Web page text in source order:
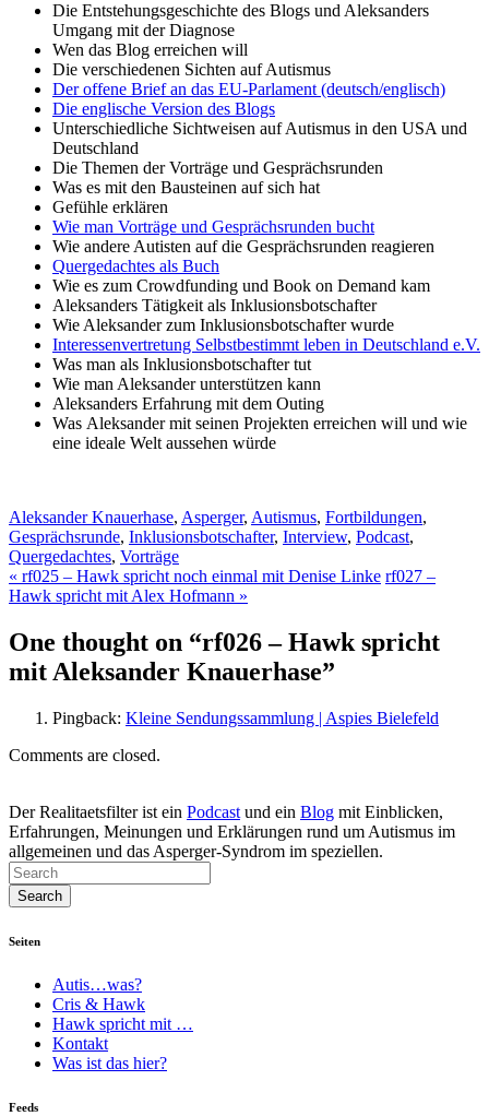
Die Entstehungsgeschichte des Blogs und Aleksanders
Umgang mit der Diagnose
Wen das Blog erreichen will
Die verschiedenen Sichten auf Autismus
Der offene Brief an das EU-Parlament (deutsch/englisch)
Die englische Version des Blogs
Unterschiedliche Sichtweisen auf Autismus in den USA und
Deutschland
Die Themen der Vorträge und Gesprächsrunden
Was es mit den Bausteinen auf sich hat
Gefühle erklären
Wie man Vorträge und Gesprächsrunden bucht
Wie andere Autisten auf die Gesprächsrunden reagieren
Quergedachtes als Buch
Wie es zum Crowdfunding und Book on Demand kam
Aleksanders Tätigkeit als Inklusionsbotschafter
Wie Aleksander zum Inklusionsbotschafter wurde
Interessenvertretung Selbstbestimmt leben in Deutschland e.V.
Was man als Inklusionsbotschafter tut
Wie man Aleksander unterstützen kann
Aleksanders Erfahrung mit dem Outing
Was Aleksander mit seinen Projekten erreichen will und wie
eine ideale Welt aussehen würde
Aleksander Knauerhase, Asperger, Autismus, Fortbildungen,
Gesprächsrunde, Inklusionsbotschafter, Interview, Podcast,
Quergedachtes, Vorträge
« rf025 – Hawk spricht noch einmal mit Denise Linke rf027 –
Hawk spricht mit Alex Hofmann »
One thought on “rf026 – Hawk spricht
mit Aleksander Knauerhase”
Pingback: Kleine Sendungssammlung | Aspies Bielefeld
Comments are closed.
Der Realitaetsfilter ist ein Podcast und ein Blog mit Einblicken,
Erfahrungen, Meinungen und Erklärungen rund um Autismus im
allgemeinen und das Asperger-Syndrom im speziellen.
Seiten
Autis…was?
Cris & Hawk
Hawk spricht mit …
Kontakt
Was ist das hier?
Feeds